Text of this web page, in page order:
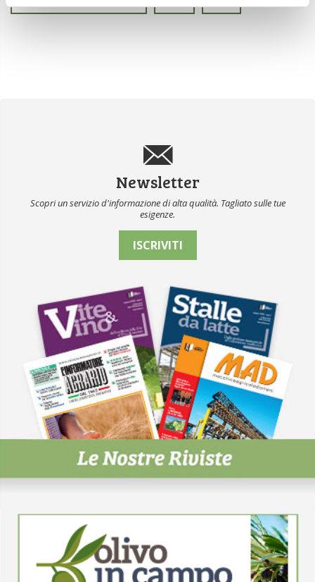
MIGLIORAMENTO GENETICO NBT TEA
Newsletter
Scopri un servizio d'informazione di alta qualità. Tagliato sulle tue
esigenze.
ISCRIVITI